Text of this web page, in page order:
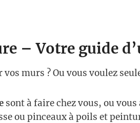
– Votre guide
murs ? Ou vous voulez
sont à faire chez vous, ou
ou pinceaux à poils et